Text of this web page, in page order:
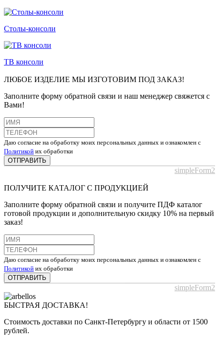
Столы-консоли
ТВ консоли
ЛЮБОЕ ИЗДЕЛИЕ МЫ ИЗГОТОВИМ ПОД ЗАКАЗ!
Заполните форму обратной связи и наш менеджер свяжется с
Вами!
Даю согласие на обработку моих персональных данных и ознакомлен с
Политикой их обработки
ОТПРАВИТЬ
simpleForm2
ПОЛУЧИТЕ КАТАЛОГ С ПРОДУКЦИЕЙ
Заполните форму обратной связи и получите ПДФ каталог
готовой продукции и дополнительную скидку 10% на первый
заказ!
Даю согласие на обработку моих персональных данных и ознакомлен с
Политикой их обработки
ОТПРАВИТЬ
simpleForm2
БЫСТРАЯ ДОСТАВКА!
Стоимость доставки по Санкт-Петербургу и области от 1500
рублей.